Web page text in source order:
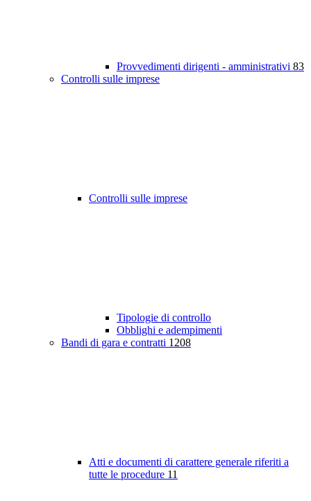
Provvedimenti dirigenti - amministrativi 83
Controlli sulle imprese
Controlli sulle imprese
Tipologie di controllo
Obblighi e adempimenti
Bandi di gara e contratti 1208
Atti e documenti di carattere generale riferiti a
tutte le procedure 11